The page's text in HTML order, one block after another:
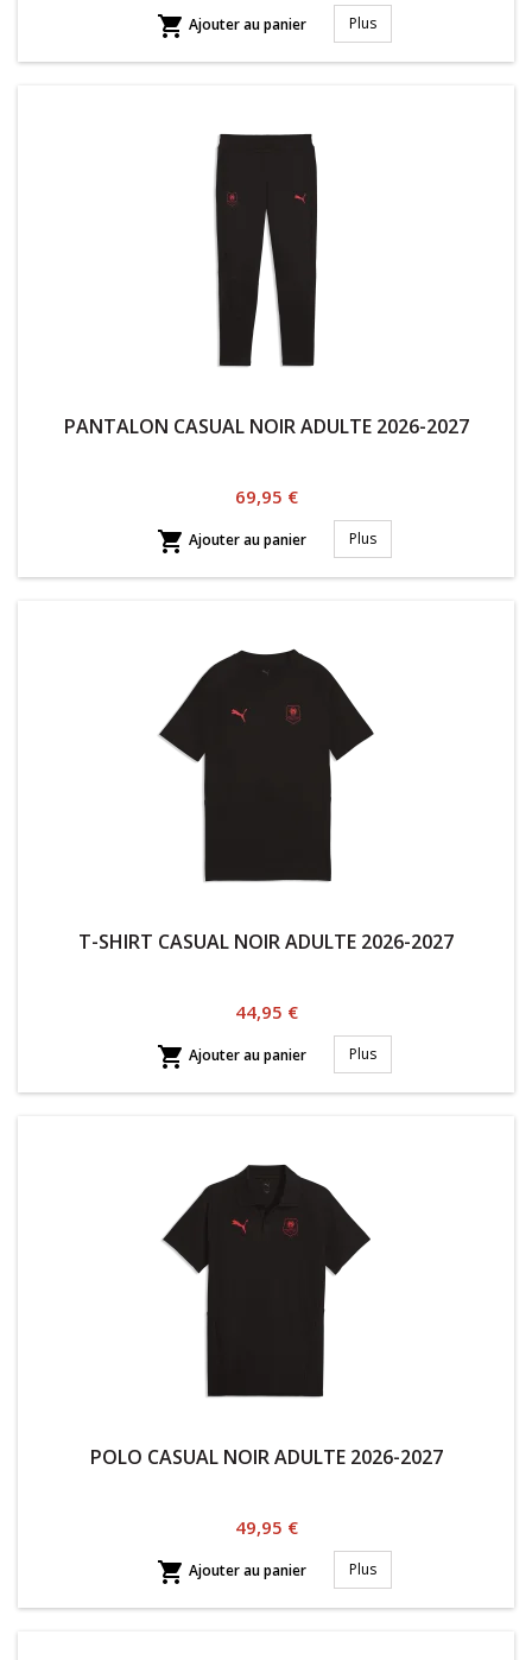
 Ajouter au panier Plus
PANTALON CASUAL NOIR ADULTE 2026-2027
Prix
69,95 €
 Ajouter au panier Plus
T-SHIRT CASUAL NOIR ADULTE 2026-2027
Prix
44,95 €
 Ajouter au panier Plus
POLO CASUAL NOIR ADULTE 2026-2027
Prix
49,95 €
 Ajouter au panier Plus